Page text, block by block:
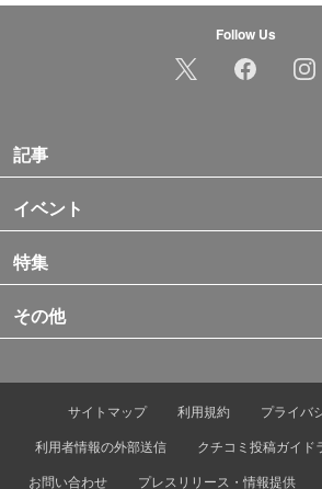
Follow Us
記事
イベント
特集
その他
サイトマップ 利用規約
プライバ
利用者情報の外部送信
クチコミ投稿ガイド
お問い合わせ
プレスリリース・情報提供